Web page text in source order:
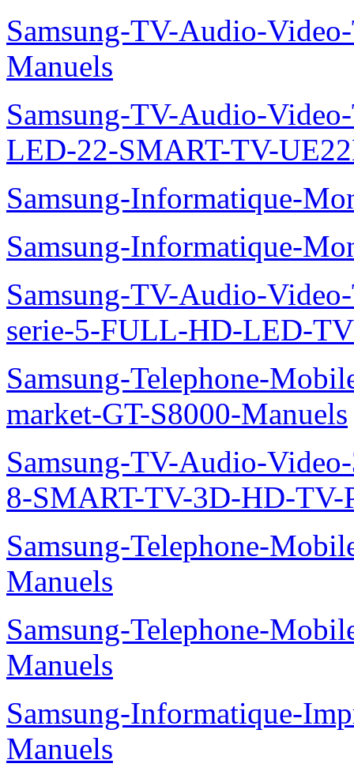
Samsung-TV-Audio-
Manuels
Samsung-TV-Audio-
LED-22-SMART-TV-
Samsung-Informatique-
Samsung-Informatique-
Samsung-TV-Audio-
serie-5-FULL-HD-LED-
Samsung-Telephone-
market-GT-S8000-Manuels
Samsung-TV-Audio-
8-SMART-TV-3D-HD-TV-
Samsung-Telephone-
Manuels
Samsung-Telephone-
Manuels
Samsung-Informatique-
Manuels